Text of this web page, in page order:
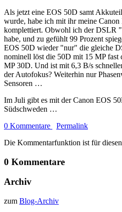
Als jetzt eine EOS 50D samt
wurde, habe ich mit ihr meine
komplettiert. Obwohl ich der DSLR
habe, und zu gefühlt 99 Prozent
EOS 50D wieder "nur" die gleiche
nominell löst die 50D mit 15 MP fast
MP 30D. Und ist mit 6,3 B/s
der Autofokus? Weiterhin nur
Sensoren …
Im Juli gibt es mit der Canon EOS
Südschweden …
0 Kommentare
Permalink
Die Kommentarfunktion ist für
0 Kommentare
Archiv
zum Blog-Archiv